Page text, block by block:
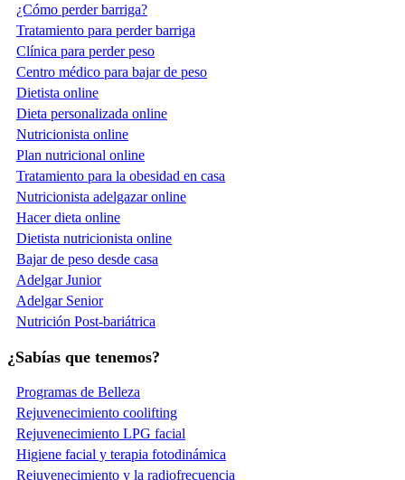
¿Cómo perder barriga?
Tratamiento para perder barriga
Clínica para perder peso
Centro médico para bajar de peso
Dietista online
Dieta personalizada online
Nutricionista online
Plan nutricional online
Tratamiento para la obesidad en casa
Nutricionista adelgazar online
Hacer dieta online
Dietista nutricionista online
Bajar de peso desde casa
Adelgar Junior
Adelgar Senior
Nutrición Post-bariátrica
¿Sabías que tenemos?
Programas de Belleza
Rejuvenecimiento coolifting
Rejuvenecimiento LPG facial
Higiene facial y terapia fotodinámica
Rejuvenecimiento y la radiofrecuencia